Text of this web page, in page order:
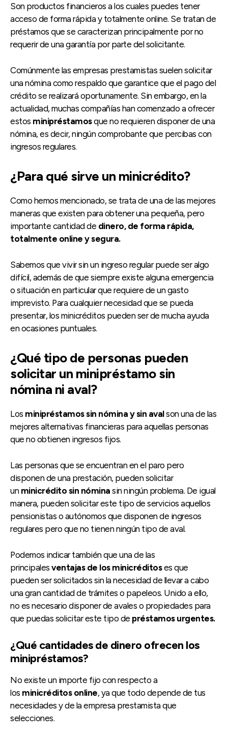
Son productos financieros a los cuales puedes tener
acceso de forma rápida y totalmente online. Se tratan de
préstamos que se caracterizan principalmente por no
requerir de una garantía por parte del solicitante.
Comúnmente las empresas prestamistas suelen solicitar
una nómina como respaldo que garantice que el pago del
crédito se realizará oportunamente. Sin embargo, en la
actualidad, muchas compañías han comenzado a ofrecer
estos minipréstamosque no requieren disponer de una
nómina, es decir, ningún comprobante que percibas con
ingresos regulares.
¿Para qué sirve un minicrédito?
Como hemos mencionado, se trata de una de las mejores
maneras que existen para obtener una pequeña, pero
importante cantidad de dinero, de forma rápida,
totalmente online y segura.
Sabemos que vivir sin un ingreso regular puede ser algo
difícil, además de que siempre existe alguna emergencia
o situación en particular que requiere de un gasto
imprevisto. Para cualquier necesidad que se pueda
presentar, los minicréditos pueden ser de mucha ayuda
en ocasiones puntuales.
¿Qué tipo de personas pueden
solicitar un minipréstamo sin
nómina ni aval?
Los minipréstamos sin nómina y sin avalson una de las
mejores alternativas financieras para aquellas personas
que no obtienen ingresos fijos.
Las personas que se encuentran en el paro pero
disponen de una prestación, pueden solicitar
un minicrédito sin nómina sin ningún problema. De igual
manera, pueden solicitar este tipo de servicios aquellos
pensionistas o autónomos que disponen de ingresos
regulares pero que no tienen ningún tipo de aval.
Podemos indicar también que una de las
principales ventajas de los minicréditoses que
pueden ser solicitados sin la necesidad de llevar a cabo
una gran cantidad de trámites o papeleos. Unido a ello,
no es necesario disponer de avales o propiedades para
que puedas solicitar este tipo de préstamos urgentes.
¿Qué cantidades de dinero ofrecen los
minipréstamos?
No existe un importe fijo con respecto a
los minicréditos online, ya que todo depende de tus
necesidades y de la empresa prestamista que
selecciones.